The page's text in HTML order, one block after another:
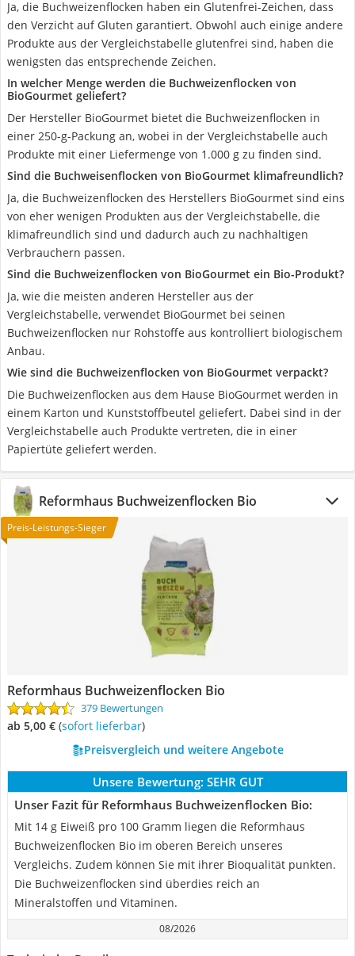
Ja, die Buchweizenflocken haben ein Glutenfrei-Zeichen, dass
den Verzicht auf Gluten garantiert. Obwohl auch einige andere
Produkte aus der Vergleichstabelle glutenfrei sind, haben die
wenigsten das entsprechende Zeichen.
In welcher Menge werden die Buchweizenflocken von
BioGourmet geliefert?
Der Hersteller BioGourmet bietet die Buchweizenflocken in
einer 250-g-Packung an, wobei in der Vergleichstabelle auch
Produkte mit einer Liefermenge von 1.000 g zu finden sind.
Sind die Buchweisenflocken von BioGourmet klimafreundlich?
Ja, die Buchweizenflocken des Herstellers BioGourmet sind eins
von eher wenigen Produkten aus der Vergleichstabelle, die
klimafreundlich sind und dadurch auch zu nachhaltigen
Verbrauchern passen.
Sind die Buchweizenflocken von BioGourmet ein Bio-Produkt?
Ja, wie die meisten anderen Hersteller aus der
Vergleichstabelle, verwendet BioGourmet bei seinen
Buchweizenflocken nur Rohstoffe aus kontrolliert biologischem
Anbau.
Wie sind die Buchweizenflocken von BioGourmet verpackt?
Die Buchweizenflocken aus dem Hause BioGourmet werden in
einem Karton und Kunststoffbeutel geliefert. Dabei sind in der
Vergleichstabelle auch Produkte vertreten, die in einer
Papiertüte geliefert werden.
Reformhaus Buchweizenflocken Bio
Preis-Leistungs-Sieger
Reformhaus Buchweizenflocken Bio
379 Bewertungen
ab 5,00 € ( Sofort lieferbar)
Preisvergleich und weitere Angebote
Unsere Bewertung: SEHR GUT
Unser Fazit für Reformhaus Buchweizenflocken Bio:
Mit 14 g Eiweiß pro 100 Gramm liegen die Reformhaus
Buchweizenflocken Bio im oberen Bereich unseres
Vergleichs. Zudem können Sie mit ihrer Bioqualität punkten.
Die Buchweizenflocken sind überdies reich an
Mineralstoffen und Vitaminen.
08/2026